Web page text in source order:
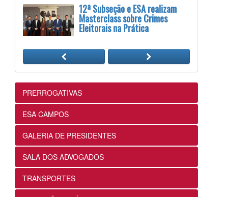
12ª Subseção e ESA realizam
Masterclass sobre Crimes
Eleitorais na Prática
12ª Subseção e ESA alinham
projetos e ações voltados ao
fortalecimento dos futuros
advogados
OABRJ disponibiliza repositório
de manuais e cartilhas digitais
para apoiar a advocacia
fluminense
PRERROGATIVAS
ESA CAMPOS
GALERIA DE PRESIDENTES
SALA DOS ADVOGADOS
TRANSPORTES